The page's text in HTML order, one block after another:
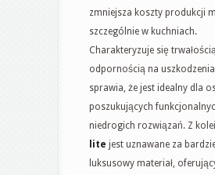
zmniejsza koszty produkcji
szczególnie w kuchniach.
Charakteryzuje się
odpornością na
sprawia, że jest idealny dla
poszukujących
niedrogich rozwiązań. Z kolei
lite jest uznawane za
luksusowy materiał,